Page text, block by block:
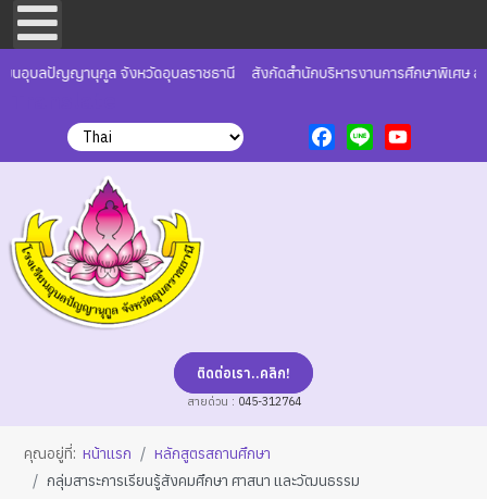
นอุบลปัญญานุกูล จังหวัดอุบลราชธานี สังกัดสำนักบริหารงานการศึกษาพิเศษ
Facebook
Line YouTube
ติดต่อเรา..คลิก!
สายด่วน : 045-312764
คุณอยู่ที่:หน้าแรก
หลักสูตรสถานศึกษา
กลุ่มสาระการเรียนรู้สังคมศึกษา ศาสนา และวัฒนธรรม